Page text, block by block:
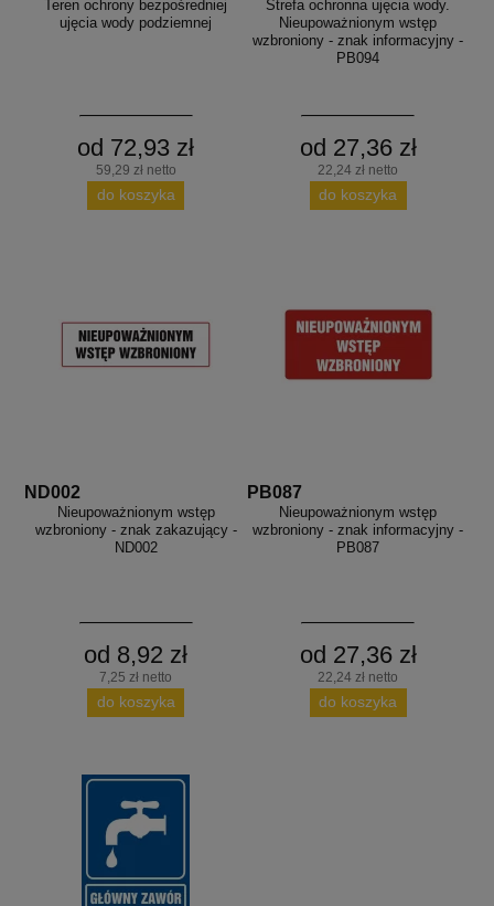
Teren ochrony bezpośredniej
ujęcia wody podziemnej
od 72,93 zł
59,29 zł netto
do koszyka
Strefa ochronna ujęcia wody.
Nieupoważnionym wstęp
wzbroniony - znak informacyjny -
PB094
od 27,36 zł
22,24 zł netto
do koszyka
ND002
Nieupoważnionym wstęp
wzbroniony - znak zakazujący -
ND002
od 8,92 zł
7,25 zł netto
do koszyka
PB087
Nieupoważnionym wstęp
wzbroniony - znak informacyjny -
PB087
od 27,36 zł
22,24 zł netto
do koszyka